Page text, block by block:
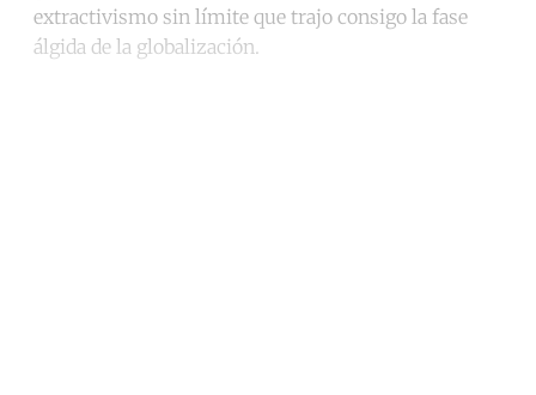
extractivismo sin límite que trajo consigo la fase
álgida de la globalización.